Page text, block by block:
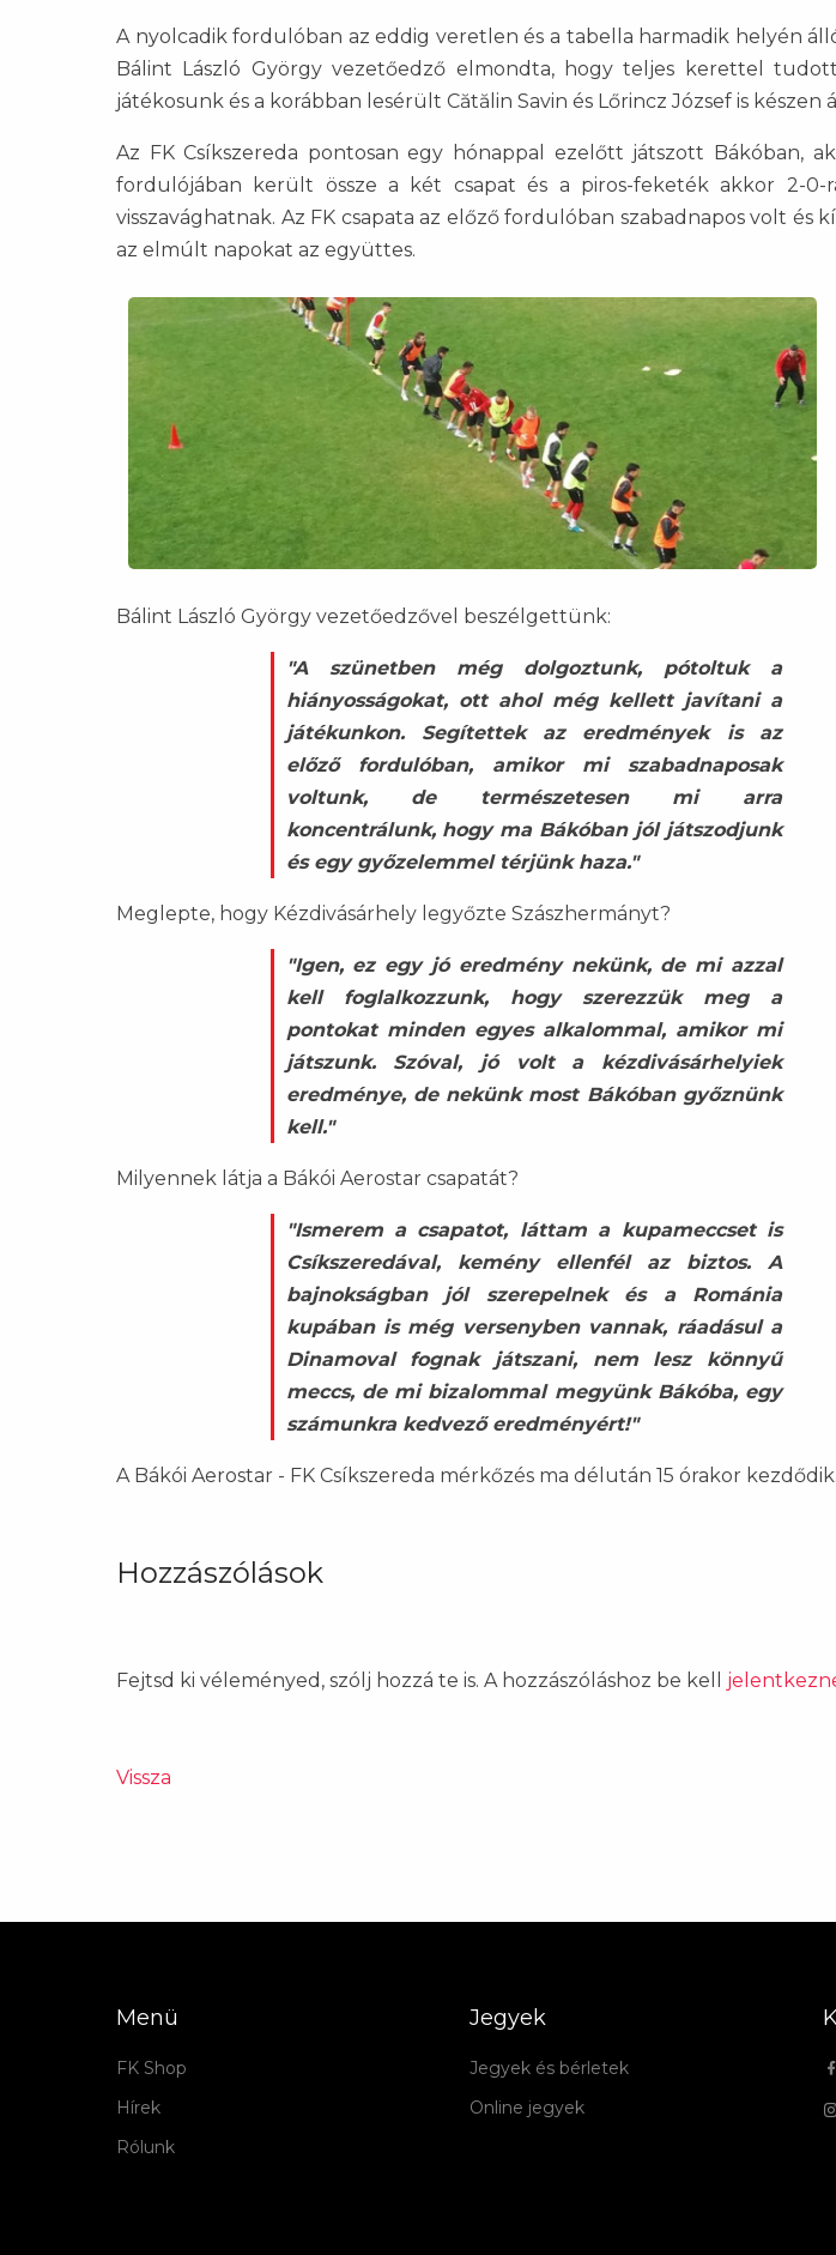
A nyolcadik fordulóban az eddig veretlen és a tabella harmadik helyén
Bálint László György vezetőedző elmondta, hogy teljes kerettel
játékosunk és a korábban lesérült Cătălin Savin és Lőrincz József is készen
Az FK Csíkszereda pontosan egy hónappal ezelőtt játszott Bákóban,
fordulójában került össze a két csapat és a piros-feketék akkor 2-0-
visszavághatnak. Az FK csapata az előző fordulóban szabadnapos volt
az elmúlt napokat az együttes.
Bálint László György vezetőedzővel beszélgettünk:
"A szünetben még dolgoztunk, pótoltuk a
hiányosságokat, ott ahol még kellett javítani a
játékunkon. Segítettek az eredmények is az
előző fordulóban, amikor mi szabadnaposak
voltunk, de természetesen mi arra
koncentrálunk, hogy ma Bákóban jól játszodjunk
és egy győzelemmel térjünk haza."
Meglepte, hogy Kézdivásárhely legyőzte Szászhermányt?
"Igen, ez egy jó eredmény nekünk, de mi azzal
kell foglalkozzunk, hogy szerezzük meg a
pontokat minden egyes alkalommal, amikor mi
játszunk. Szóval, jó volt a kézdivásárhelyiek
eredménye, de nekünk most Bákóban győznünk
kell."
Milyennek látja a Bákói Aerostar csapatát?
"Ismerem a csapatot, láttam a kupameccset is
Csíkszeredával, kemény ellenfél az biztos. A
bajnokságban jól szerepelnek és a Románia
kupában is még versenyben vannak, ráadásul a
Dinamoval fognak játszani, nem lesz könnyű
meccs, de mi bizalommal megyünk Bákóba, egy
számunkra kedvező eredményért!"
A Bákói Aerostar - FK Csíkszereda mérkőzés ma délután 15 órakor kezdődik.
Hozzászólások
Fejtsd ki véleményed, szólj hozzá te is. A hozzászóláshoz be kell
Vissza
Menü
FK Shop
Hírek
Rólunk
Jegyek
Jegyek és bérletek
Online jegyek